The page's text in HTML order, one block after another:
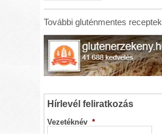
További gluténmentes receptek
Hírlevél feliratkozás
Vezetéknév *